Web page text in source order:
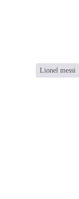
Lionel messi